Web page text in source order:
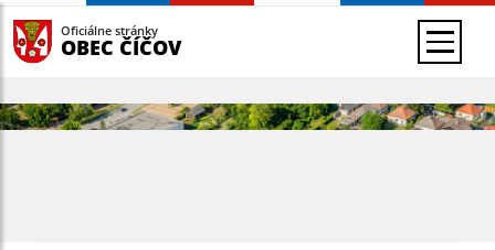
Oficiálne stránky
OBEC ČÍČOV